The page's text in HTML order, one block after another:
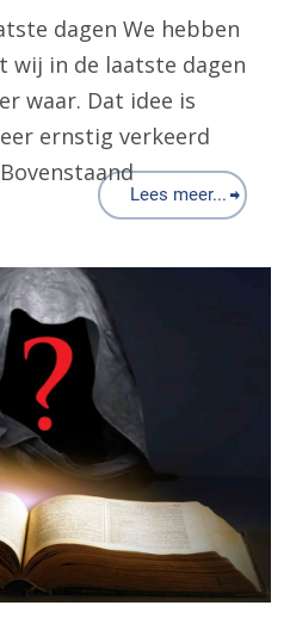
dagen We hebben
wij in de laatste dagen
waar. Dat idee is
ernstig verkeerd
Lees meer...